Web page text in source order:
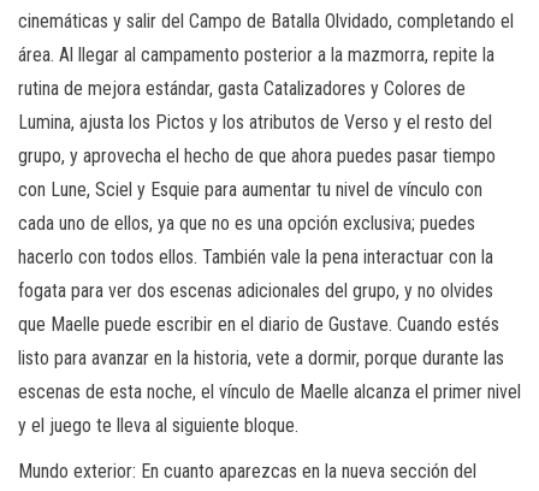
cinemáticas y salir del Campo de Batalla Olvidado, completando el
área. Al llegar al campamento posterior a la mazmorra, repite la
rutina de mejora estándar, gasta Catalizadores y Colores de
Lumina, ajusta los Pictos y los atributos de Verso y el resto del
grupo, y aprovecha el hecho de que ahora puedes pasar tiempo
con Lune, Sciel y Esquie para aumentar tu nivel de vínculo con
cada uno de ellos, ya que no es una opción exclusiva; puedes
hacerlo con todos ellos. También vale la pena interactuar con la
fogata para ver dos escenas adicionales del grupo, y no olvides
que Maelle puede escribir en el diario de Gustave. Cuando estés
listo para avanzar en la historia, vete a dormir, porque durante las
escenas de esta noche, el vínculo de Maelle alcanza el primer nivel
y el juego te lleva al siguiente bloque.
Mundo exterior: En cuanto aparezcas en la nueva sección del